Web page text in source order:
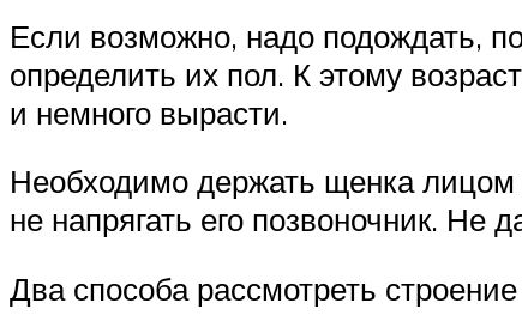
Если возможно, надо подождать,
определить их пол. К этому
и немного вырасти.
Необходимо держать щенка лицом
не напрягать его позвоночник. Не
Два способа рассмотреть